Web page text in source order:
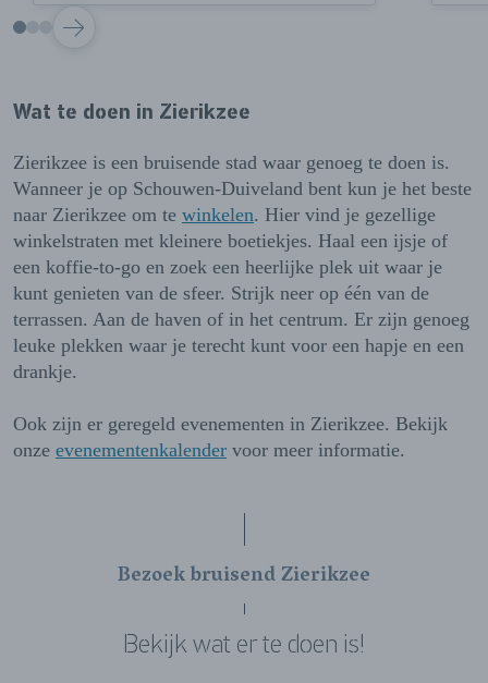
VOLGENDE
Wat te doen in Zierikzee
Zierikzee is een bruisende stad waar genoeg te doen is.
Wanneer je op Schouwen-Duiveland bent kun je het beste
naar Zierikzee om te winkelen. Hier vind je gezellige
winkelstraten met kleinere boetiekjes. Haal een ijsje of
een koffie-to-go en zoek een heerlijke plek uit waar je
kunt genieten van de sfeer. Strijk neer op één van de
terrassen. Aan de haven of in het centrum. Er zijn genoeg
leuke plekken waar je terecht kunt voor een hapje en een
drankje.
Ook zijn er geregeld evenementen in Zierikzee. Bekijk
onze evenementenkalender voor meer informatie.
Bezoek bruisend Zierikzee
Bekijk wat er te doen is!